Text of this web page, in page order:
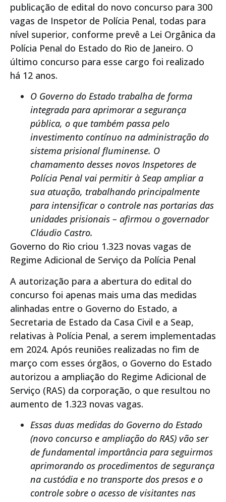
publicação de edital do novo concurso para 300
vagas de Inspetor de Polícia Penal, todas para
nível superior, conforme prevê a Lei Orgânica da
Polícia Penal do Estado do Rio de Janeiro. O
último concurso para esse cargo foi realizado
há 12 anos.
O Governo do Estado trabalha de forma
integrada para aprimorar a segurança
pública, o que também passa pelo
investimento contínuo na administração do
sistema prisional fluminense. O
chamamento desses novos Inspetores de
Polícia Penal vai permitir à Seap ampliar a
sua atuação, trabalhando principalmente
para intensificar o controle nas portarias das
unidades prisionais – afirmou o governador
Cláudio Castro.
Governo do Rio criou 1.323 novas vagas de
Regime Adicional de Serviço da Polícia Penal
A autorização para a abertura do edital do
concurso foi apenas mais uma das medidas
alinhadas entre o Governo do Estado, a
Secretaria de Estado da Casa Civil e a Seap,
relativas à Polícia Penal, a serem implementadas
em 2024. Após reuniões realizadas no fim de
março com esses órgãos, o Governo do Estado
autorizou a ampliação do Regime Adicional de
Serviço (RAS) da corporação, o que resultou no
aumento de 1.323 novas vagas.
Essas duas medidas do Governo do Estado
(novo concurso e ampliação do RAS) vão ser
de fundamental importância para seguirmos
aprimorando os procedimentos de segurança
na custódia e no transporte dos presos e o
controle sobre o acesso de visitantes nas